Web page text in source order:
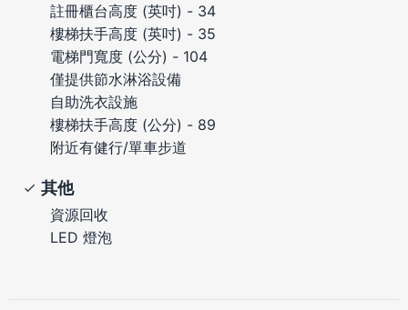
註冊櫃台高度 (英吋) - 34
樓梯扶手高度 (英吋) - 35
電梯門寬度 (公分) - 104
僅提供節水淋浴設備
自助洗衣設施
樓梯扶手高度 (公分) - 89
附近有健行/單車步道
其他
資源回收
LED 燈泡